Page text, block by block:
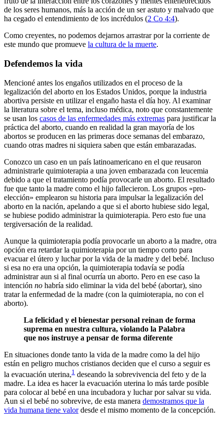
de los seres humanos, más la acción de un ser astuto y malvado que
ha cegado el entendimiento de los incrédulos (2 Co 4:4).
Como creyentes, no podemos dejarnos arrastrar por la corriente de
este mundo que promueve la cultura de la muerte.
Defendemos la vida
Mencioné antes los engaños utilizados en el proceso de la
legalización del aborto en los Estados Unidos, porque la industria
abortiva persiste en utilizar el engaño hasta el día hoy. Al examinar
la literatura sobre el tema, incluso médica, noto que constantemente
se usan los casos de las enfermedades más extremas para justificar la
práctica del aborto, cuando en realidad la gran mayoría de los
abortos se producen en las primeras doce semanas del embarazo,
cuando otras madres ni siquiera saben que están embarazadas.
Conozco un caso en un país latinoamericano en el que reusaron
administrarle quimioterapia a una joven embarazada con leucemia
debido a que el tratamiento podía provocarle un aborto. El resultado
fue que tanto la madre como el hijo fallecieron. Los grupos «pro-
elección» emplearon su historia para impulsar la legalización del
aborto en la nación, apelando a que si el aborto hubiese sido legal,
se hubiese podido administrar la quimioterapia. Pero esto fue una
tergiversación de la realidad.
Aunque la quimioterapia podía provocarle un aborto a la madre, otra
opción era retardar la quimioterapia por un tiempo corto para
evacuar el útero y luchar por la vida de la madre y del bebé. Incluso
si esa no era una opción, la quimioterapia todavía se podía
administrar aun si al final ocurría un aborto. Pero en ese caso la
intención no habría sido eliminar la vida del bebé (abortar), sino
tratar la enfermedad de la madre (con la quimioterapia, no con el
aborto).
La felicidad y el bienestar personal reinan de forma
suprema en nuestra cultura, violando la Palabra
que nos instruye a pensar de forma diferente
En situaciones donde tanto la vida de la madre como la del hijo
están en peligro muchos cristianos deciden que el curso a seguir es
la evacuación uterina,1 deseando la sobrevivencia del feto y de la
madre. La idea es hacer la evacuación uterina lo más tarde posible
para colocar al bebé en una incubadora y luchar por salvar su vida.
Aun si el bebé no sobrevive, de esta manera demostramos que la
vida humana tiene valordesde el mismo momento de la concepción.